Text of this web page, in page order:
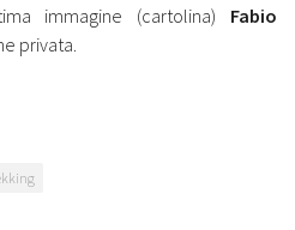
immagine (cartolina) Fabio
privata.